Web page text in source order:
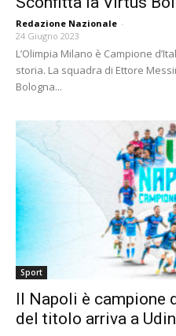
Redazione Nazionale -
24 Giugno 2023
L’Olimpia Milano è Campione
storia. La squadra di Ettore
Bologna...
Sport
Il Napoli è campione
del titolo arriva a